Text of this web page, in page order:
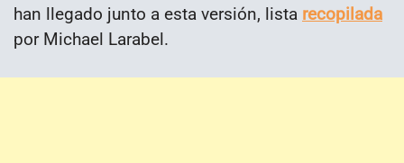
han llegado junto a esta versión, lista recopilada
por Michael Larabel.